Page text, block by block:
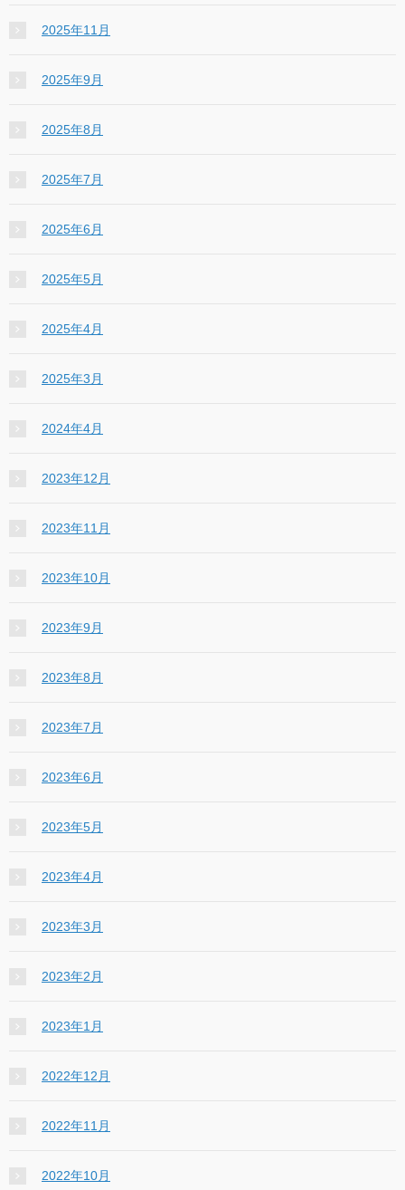
2025年11月
2025年9月
2025年8月
2025年7月
2025年6月
2025年5月
2025年4月
2025年3月
2024年4月
2023年12月
2023年11月
2023年10月
2023年9月
2023年8月
2023年7月
2023年6月
2023年5月
2023年4月
2023年3月
2023年2月
2023年1月
2022年12月
2022年11月
2022年10月